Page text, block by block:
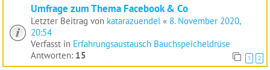
Umfrage zum Thema Facebook & Co
Letzter Beitrag von katarazuendel « 8. November 2020,
20:54
Verfasst in Erfahrungsaustausch Bauchspeicheldrüse
Antworten: 15 1 2